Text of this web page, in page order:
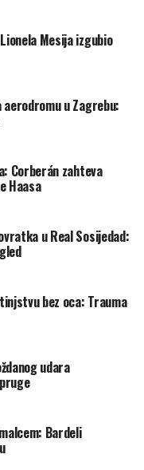
Mesija izgubio
u Zagrebu:
Corberán zahteva
Haasa
u Real Sosijedad:
bez oca: Trauma
udara
Bardeli